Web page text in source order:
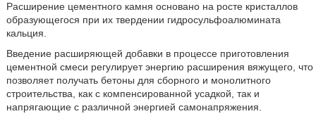
Расширение цементного камня основано на росте кристаллов
образующегося при их твердении гидросульфоалюмината
кальция.
Введение расширяющей добавки в процессе приготовления
цементной смеси регулирует энергию расширения вяжущего, что
позволяет получать бетоны для сборного и монолитного
строительства, как с компенсированной усадкой, так и
напрягающие с различной энергией самонапряжения.